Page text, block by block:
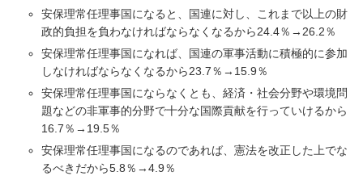
安保理常任理事国になると、国連に対し、これまで以上の財
政的負担を負わなければならなくなるから24.4％→26.2％
安保理常任理事国になれば、国連の軍事活動に積極的に参加
しなければならなくなるから23.7％→15.9％
安保理常任理事国にならなくとも、経済・社会分野や環境問
題などの非軍事的分野で十分な国際貢献を行っていけるから
16.7％→19.5％
安保理常任理事国になるのであれば、憲法を改正した上でな
るべきだから5.8％→4.9％